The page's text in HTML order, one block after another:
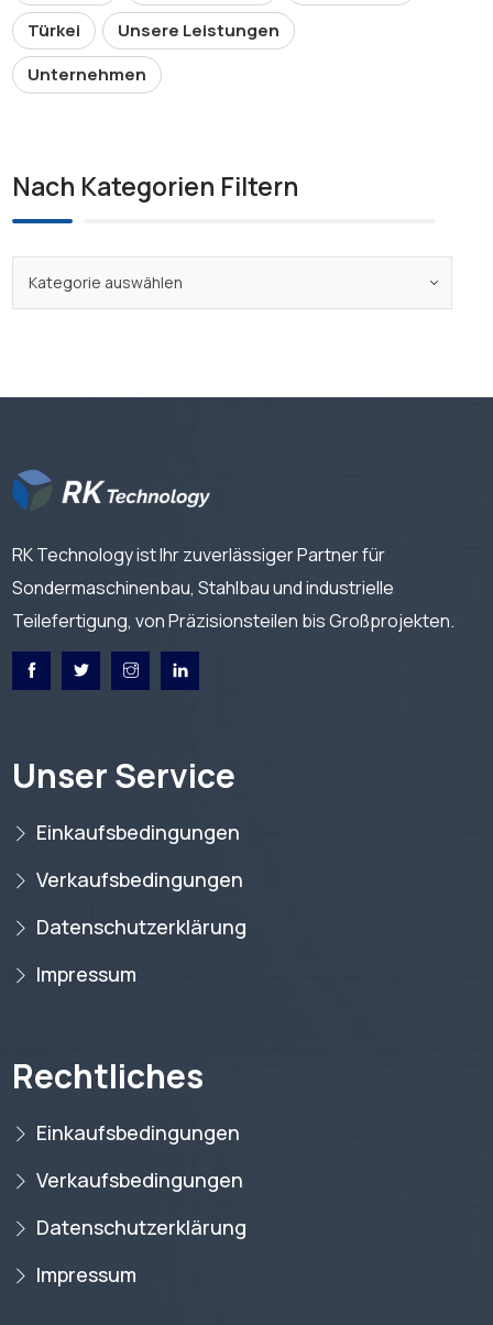
Türkei
Unsere Leistungen
Unternehmen
Nach Kategorien Filtern
RK Technology ist Ihr zuverlässiger Partner für
Sondermaschinenbau, Stahlbau und industrielle
Teilefertigung, von Präzisionsteilen bis Großprojekten.
Unser Service
Einkaufsbedingungen
Verkaufsbedingungen
Datenschutzerklärung
Impressum
Rechtliches
Einkaufsbedingungen
Verkaufsbedingungen
Datenschutzerklärung
Impressum